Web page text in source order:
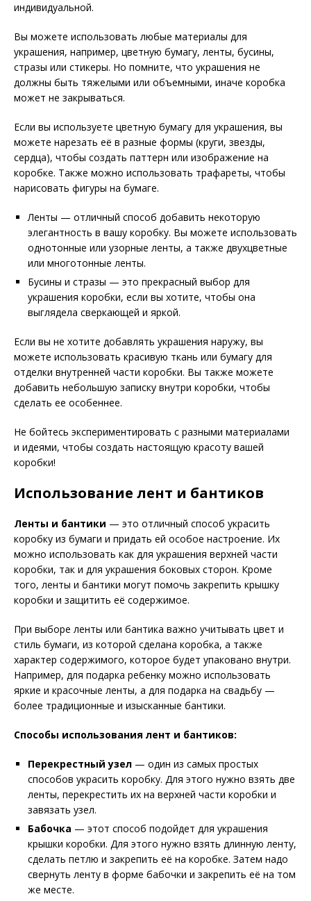
индивидуальной.
Вы можете использовать любые материалы для
украшения, например, цветную бумагу, ленты, бусины,
стразы или стикеры. Но помните, что украшения не
должны быть тяжелыми или объемными, иначе коробка
может не закрываться.
Если вы используете цветную бумагу для украшения, вы
можете нарезать её в разные формы (круги, звезды,
сердца), чтобы создать паттерн или изображение на
коробке. Также можно использовать трафареты, чтобы
нарисовать фигуры на бумаге.
Ленты — отличный способ добавить некоторую
элегантность в вашу коробку. Вы можете использовать
однотонные или узорные ленты, а также двухцветные
или многотонные ленты.
Бусины и стразы — это прекрасный выбор для
украшения коробки, если вы хотите, чтобы она
выглядела сверкающей и яркой.
Если вы не хотите добавлять украшения наружу, вы
можете использовать красивую ткань или бумагу для
отделки внутренней части коробки. Вы также можете
добавить небольшую записку внутри коробки, чтобы
сделать ее особеннее.
Не бойтесь экспериментировать с разными материалами
и идеями, чтобы создать настоящую красоту вашей
коробки!
Использование лент и бантиков
Ленты и бантики — это отличный способ украсить
коробку из бумаги и придать ей особое настроение. Их
можно использовать как для украшения верхней части
коробки, так и для украшения боковых сторон. Кроме
того, ленты и бантики могут помочь закрепить крышку
коробки и защитить её содержимое.
При выборе ленты или бантика важно учитывать цвет и
стиль бумаги, из которой сделана коробка, а также
характер содержимого, которое будет упаковано внутри.
Например, для подарка ребенку можно использовать
яркие и красочные ленты, а для подарка на свадьбу —
более традиционные и изысканные бантики.
Способы использования лент и бантиков:
Перекрестный узел — один из самых простых
способов украсить коробку. Для этого нужно взять две
ленты, перекрестить их на верхней части коробки и
завязать узел.
Бабочка — этот способ подойдет для украшения
крышки коробки. Для этого нужно взять длинную ленту,
сделать петлю и закрепить её на коробке. Затем надо
свернуть ленту в форме бабочки и закрепить её на том
же месте.